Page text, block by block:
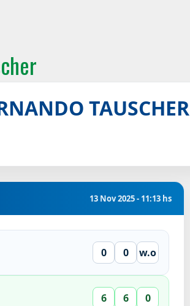
TAUSCHER
13 Nov 2025 - 11:13 hs
0 0 w.o
6 6 0